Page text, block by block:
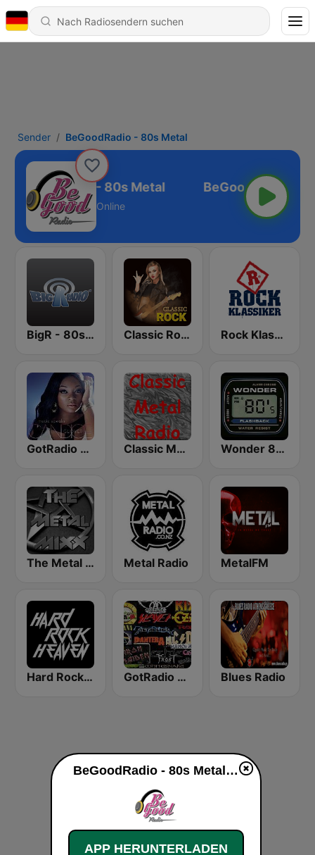
Sender BeGoodRadio - 80s Metal
BeGoodRadio - 80s Metal
Online
BigR - 80s Metal FM Classic Rock Station Rock Klassiker
GotRadio - Urban Lounge Classic Metal Radio Wonder 80's
The Metal MIXX Metal Radio MetalFM
Hard Rock Heaven GotRadio - Rockin' 80's Blues Radio
BeGoodRadio - 80s Metal live
APP HERUNTERLADEN